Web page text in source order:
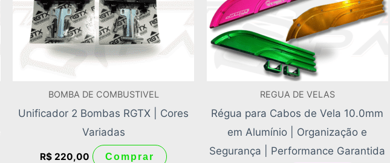
BOMBA DE COMBUSTIVEL
Unificador 2 Bombas RGTX | Cores
Variadas
R$ 220,00 Comprar
REGUA DE VELAS
Régua para Cabos de Vela 10.0mm
em Alumínio | Organização e
Segurança | Performance Garantida